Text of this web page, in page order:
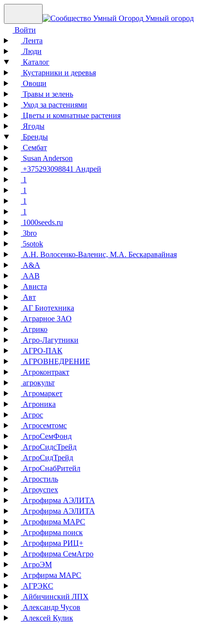
Умный огород
Войти
Лента
Люди
Каталог
Кустарники и деревья
Овощи
Травы и зелень
Уход за растениями
Цветы и комнатные растения
Ягоды
Бренды
Сембат
Susan Anderson
+375293098841 Андрей
1
1
1
1
1000seeds.ru
3bro
5sotok
А.Н. Волосенко-Валенис, М.А. Бескаравайная
А&А
ААВ
Ависта
Авт
АГ Биотехника
Аграрное ЗАО
Агрико
Агро-Лагутники
АГРО-ПАК
АГРОВНЕДРЕНИЕ
Агроконтракт
агрокульт
Агромаркет
Агроника
Агрос
Агросемтомс
АгроСемФонд
АгроСидсТрейд
АгроСидТрейд
АгроСнабРитейл
Агростиль
Агроуспех
Агрофирма АЭЛИТА
Агрофирма АЭЛИТА
Агрофирма МАРС
Агрофирма поиск
Агрофирма РИЦ+
Агрофирма СемАгро
АгроЭМ
Агрфирма МАРС
АГРЭКС
Айбичинский ЛПХ
Александр Чусов
Алексей Кулик